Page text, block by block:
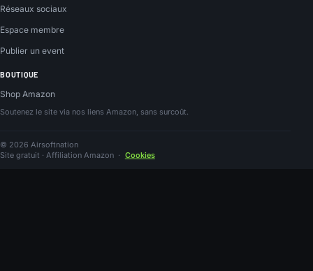
Réseaux sociaux
Espace membre
Publier un event
BOUTIQUE
Shop Amazon
Soutenez le site via nos liens Amazon, sans surcoût.
© 2026 Airsoftnation
Site gratuit · Affiliation Amazon · Cookies